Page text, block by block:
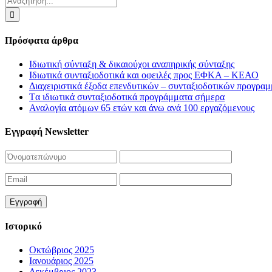
για:
Πρόσφατα άρθρα
Ιδιωτική σύνταξη & δικαιούχοι αναπηρικής σύνταξης
Ιδιωτικά συνταξιοδοτικά και οφειλές προς ΕΦΚΑ – ΚΕΑΟ
Διαχειριστικά έξοδα επενδυτικών – συνταξιοδοτικών
Tα ιδιωτικά συνταξιοδοτικά προγράμματα σήμερα
Αναλογία ατόμων 65 ετών και άνω ανά 100 εργαζόμενους
Eγγραφή Newsletter
Ιστορικό
Οκτώβριος 2025
Ιανουάριος 2025